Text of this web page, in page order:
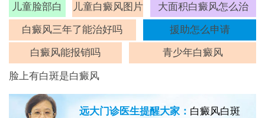
儿童脸部白
斑
儿童白癜风图片 大面积白癜风怎么治
白癜风三年了能治好吗 援助怎么申请
白癜风能报销吗 青少年白癜风
脸上有白斑是白癜风
远大门诊医生提醒大家： 白癜风白斑